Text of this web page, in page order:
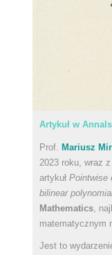
Artykuł w
Prof. Mariusz
2023 roku, wraz z
artykuł Pointwise
bilinear
Mathematics ,
matematycznym
Jest to